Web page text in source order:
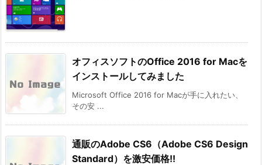
オフィスソフトのOffice 2016 for Macを
インストールしてみました
Microsoft Office 2016 for Macが手に入れたい、
その安 ...
通販のAdobe CS6（Adobe CS6 Design
Standard）を激安価格!!